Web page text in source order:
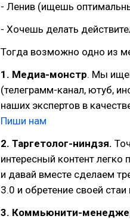
- Ленив (ищешь
- Хочешь делать
Тогда возможно одно из
1. Медиа-монстр. Мы
(телеграмм-канал, ютуб,
наших экспертов в
Пиши нам
2. Таргетолог-ниндзя.
интересный контент легко
и давай вместе сделаем
3.0 и обретение своей
3. Коммьюнити-